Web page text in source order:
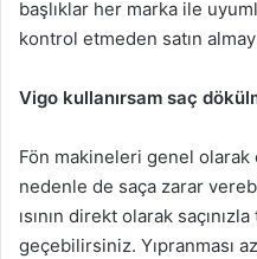
başlıklar her marka ile
kontrol etmeden satın
Vigo kullanırsam saç
Fön makineleri genel olarak
nedenle de saça zarar
ısının direkt olarak
geçebilirsiniz. Yıpranması